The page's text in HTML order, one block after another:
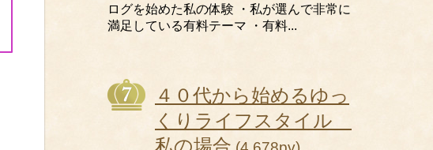
ログを始めた私の体験 ・私が選んで非常に
満足している有料テーマ ・有料...
４０代から始めるゆっ
くりライフスタイル
私の場合